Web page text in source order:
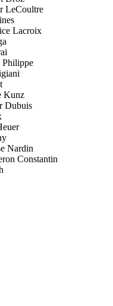
LeCoultre
Lacroix
Philippe
Kunz
Dubuis
Nardin
Constantin